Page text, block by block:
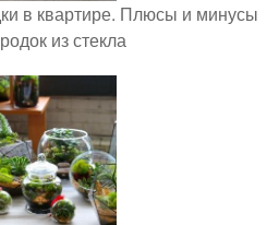
в квартире. Плюсы и минусы
из стекла